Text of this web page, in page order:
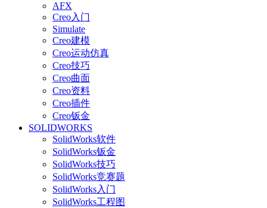
AFX
Creo入门
Simulate
Creo建模
Creo运动仿真
Creo技巧
Creo曲面
Creo资料
Creo插件
Creo钣金
SOLIDWORKS
SolidWorks软件
SolidWorks钣金
SolidWorks技巧
SolidWorks竞赛题
SolidWorks入门
SolidWorks工程图